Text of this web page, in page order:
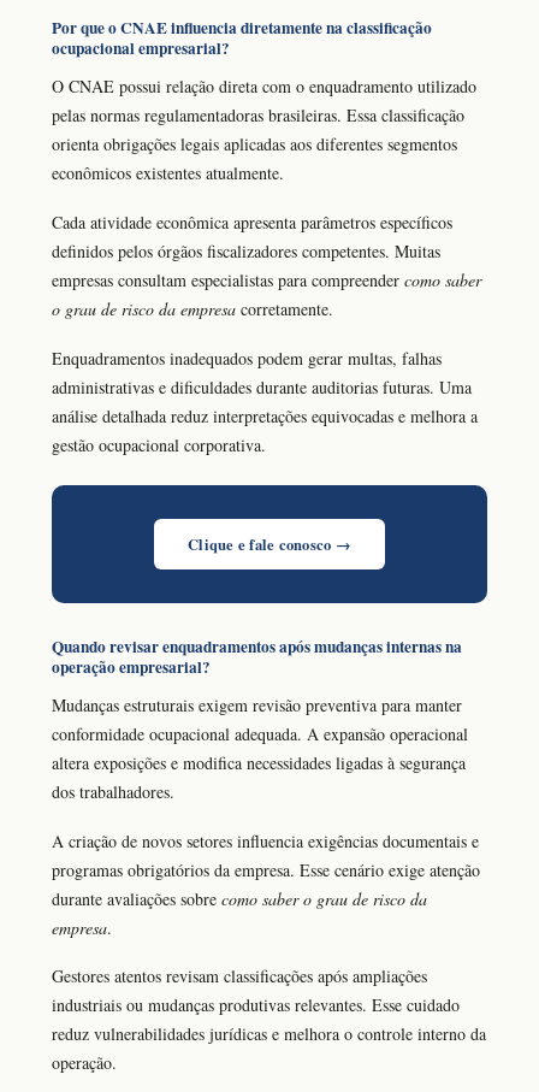
Por que o CNAE influencia diretamente na classificação
ocupacional empresarial?
O CNAE possui relação direta com o enquadramento utilizado
pelas normas regulamentadoras brasileiras. Essa classificação
orienta obrigações legais aplicadas aos diferentes segmentos
econômicos existentes atualmente.
Cada atividade econômica apresenta parâmetros específicos
definidos pelos órgãos fiscalizadores competentes. Muitas
empresas consultam especialistas para compreender como saber
o grau de risco da empresa corretamente.
Enquadramentos inadequados podem gerar multas, falhas
administrativas e dificuldades durante auditorias futuras. Uma
análise detalhada reduz interpretações equivocadas e melhora a
gestão ocupacional corporativa.
Clique e fale conosco →
Quando revisar enquadramentos após mudanças internas na
operação empresarial?
Mudanças estruturais exigem revisão preventiva para manter
conformidade ocupacional adequada. A expansão operacional
altera exposições e modifica necessidades ligadas à segurança
dos trabalhadores.
A criação de novos setores influencia exigências documentais e
programas obrigatórios da empresa. Esse cenário exige atenção
durante avaliações sobre como saber o grau de risco da
empresa.
Gestores atentos revisam classificações após ampliações
industriais ou mudanças produtivas relevantes. Esse cuidado
reduz vulnerabilidades jurídicas e melhora o controle interno da
operação.